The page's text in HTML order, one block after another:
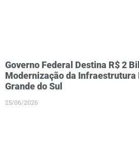
Governo Federal Destina R$ 2
Modernização da Infraestrutura
Grande do Sul
25/06/2026